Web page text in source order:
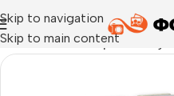
Skip to navigation
Skip to main content
Начало›Аксесоари за албуми